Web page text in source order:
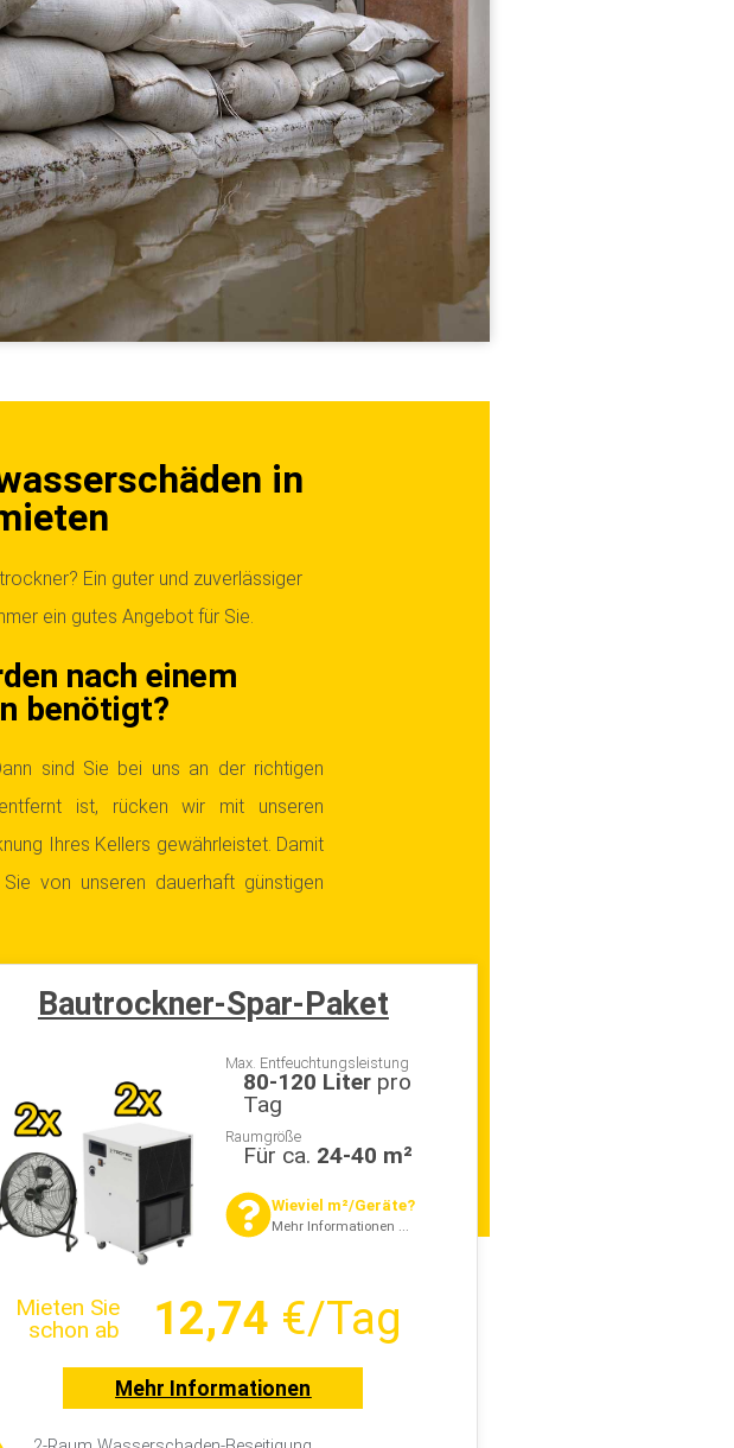
in
Ein guter und zuverlässiger
ein gutes Angebot für Sie.
nach einem
benötigt?
sind Sie bei uns an der richtigen
ist, rücken wir mit unseren
Ihres Kellers gewährleistet. Damit
von unseren dauerhaft günstigen
Bautrockner-Spar-Paket
Max. Entfeuchtungsleistung
80-120 Literpro
Tag
Raumgröße
Für ca. 24-40 m²
Wieviel m²/Geräte?
Mehr Informationen ...
Mieten Sie
schon ab
12,74 €/Tag
Mehr Informationen